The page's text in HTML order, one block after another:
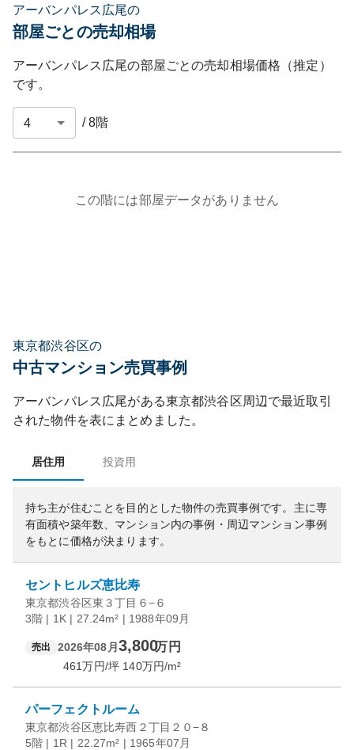
アーバンパレス広尾の
部屋ごとの売却相場
アーバンパレス広尾の部屋ごとの売却相場価格（推定）
です。
/8階
この階には部屋データがありません
東京都渋谷区の
中古マンション売買事例
アーバンパレス広尾がある東京都渋谷区周辺で最近取引
された物件を表にまとめました。
居住用 投資用
持ち主が住むことを目的とした物件の売買事例です。 主に専
有面積や築年数、マンション内の事例・周辺マンション事例
をもとに価格が決まります。
セントヒルズ恵比寿
東京都渋谷区東３丁目６−６
3階 | 1K | 27.24m² | 1988年09月
売出 2026年08月 3,800万円
461万円/坪 140万円/m²
パーフェクトルーム
東京都渋谷区恵比寿西２丁目２０−８
5階 | 1R | 22.27m² | 1965年07月